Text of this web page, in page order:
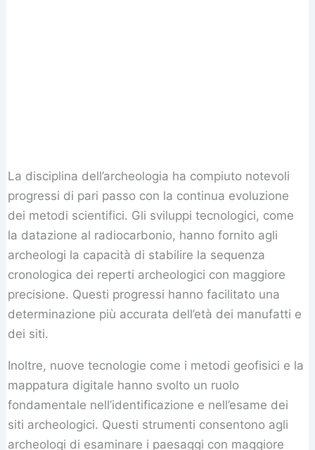
La disciplina dell’archeologia ha compiuto notevoli
progressi di pari passo con la continua evoluzione
dei metodi scientifici. Gli sviluppi tecnologici, come
la datazione al radiocarbonio, hanno fornito agli
archeologi la capacità di stabilire la sequenza
cronologica dei reperti archeologici con maggiore
precisione. Questi progressi hanno facilitato una
determinazione più accurata dell’età dei manufatti e
dei siti.
Inoltre, nuove tecnologie come i metodi geofisici e la
mappatura digitale hanno svolto un ruolo
fondamentale nell’identificazione e nell’esame dei
siti archeologici. Questi strumenti consentono agli
archeologi di esaminare i paesaggi con maggiore